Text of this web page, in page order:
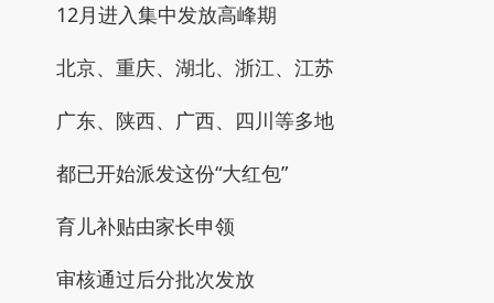
12月进入集中发放高峰期
北京、重庆、湖北、浙江、江苏
广东、陕西、广西、四川等多地
都已开始派发这份“大红包”
育儿补贴由家长申领
审核通过后分批次发放